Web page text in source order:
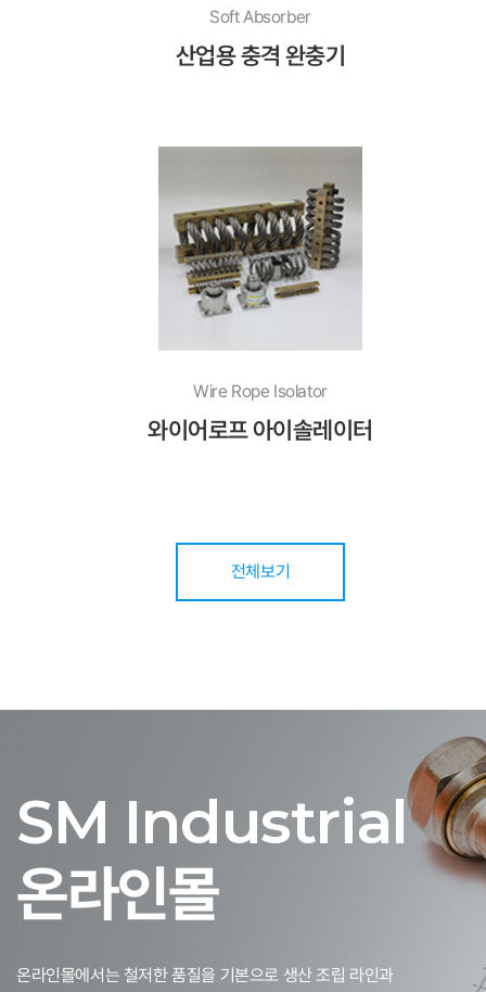
Soft Absorber
산업용 충격 완충기
Wire Rope Isolator
와이어로프 아이솔레이터
전체보기
SM Industrial
온라인몰
온라인몰에서는 철저한 품질을 기본으로 생산 조립 라인과